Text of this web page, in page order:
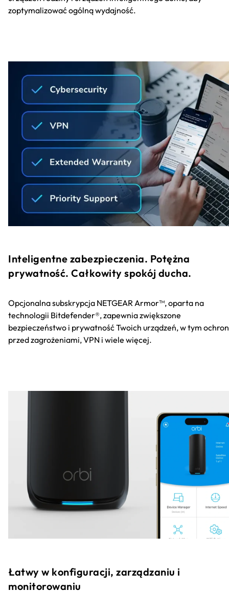
zoptymalizować ogólną wydajność.
Inteligentne zabezpieczenia. Potężna
prywatność. Całkowity spokój ducha.
Opcjonalna subskrypcja NETGEAR Armor™, oparta na
technologii Bitdefender®, zapewnia zwiększone
bezpieczeństwo i prywatność Twoich urządzeń, w tym
przed zagrożeniami, VPN i wiele więcej.
Łatwy w konfiguracji, zarządzaniu i
monitorowaniu